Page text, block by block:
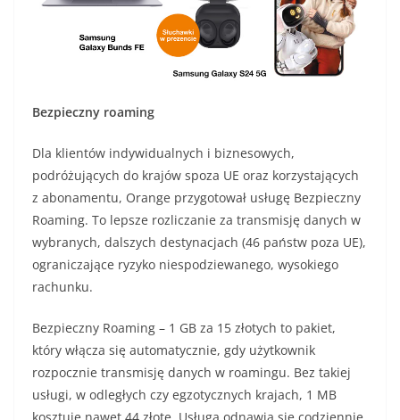
Bezpieczny roaming
Dla klientów indywidualnych i biznesowych,
podróżujących do krajów spoza UE oraz korzystających
z abonamentu, Orange przygotował usługę Bezpieczny
Roaming. To lepsze rozliczanie za transmisję danych w
wybranych, dalszych destynacjach (46 państw poza UE),
ograniczające ryzyko niespodziewanego, wysokiego
rachunku.
Bezpieczny Roaming – 1 GB za 15 złotych to pakiet,
który włącza się automatycznie, gdy użytkownik
rozpocznie transmisję danych w roamingu. Bez takiej
usługi, w odległych czy egzotycznych krajach, 1 MB